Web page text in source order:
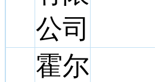
公司
霍尔